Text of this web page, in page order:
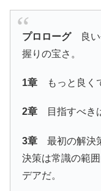
プロローグ良い
握りの宝さ。
1章 もっと良く
2章 目指すべき
3章 最初の解決
決策は常識の範
デアだ。